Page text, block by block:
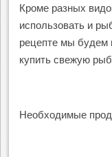
Кроме разных
использовать и
рецепте мы будем
купить свежую
Необходимые